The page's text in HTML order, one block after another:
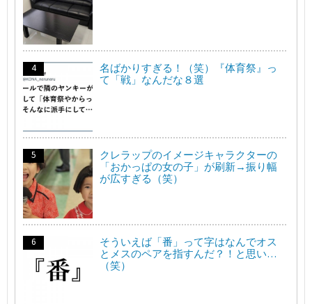
名ばかりすぎる！（笑）『体育祭』っ
て「戦」なんだな８選
クレラップのイメージキャラクターの
「おかっぱの女の子」が刷新→振り幅
が広すぎる（笑）
そういえば「番」って字はなんでオス
とメスのペアを指すんだ？！と思い…
（笑）